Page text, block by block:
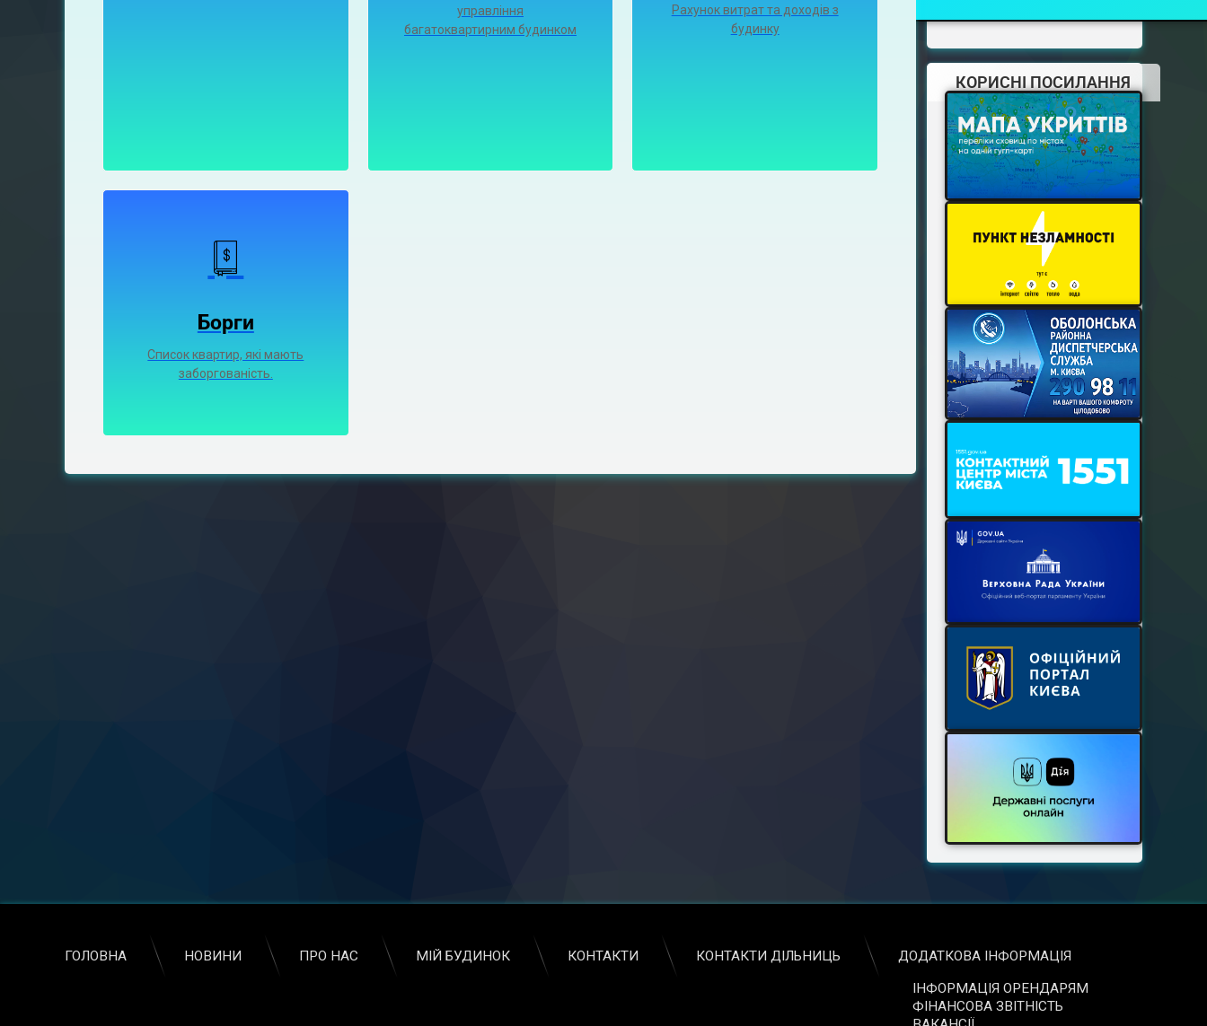
управління
багатоквартирним будинком
Рахунок витрат та доходів з
будинку
Борги
Список квартир, які мають
заборгованість.
КОРИСНІ ПОСИЛАННЯ
ГОЛОВНА НОВИНИ ПРО НАС МІЙ БУДИНОК КОНТАКТИ КОНТАКТИ ДІЛЬНИЦЬ
ДОДАТКОВА ІНФОРМАЦІЯ
ІНФОРМАЦІЯ ОРЕНДАРЯМ
ФІНАНСОВА ЗВІТНІСТЬ